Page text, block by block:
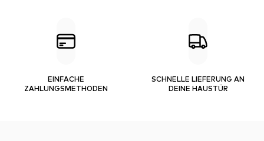
EINFACHE
ZAHLUNGSMETHODEN
SCHNELLE LIEFERUNG AN
DEINE HAUSTÜR